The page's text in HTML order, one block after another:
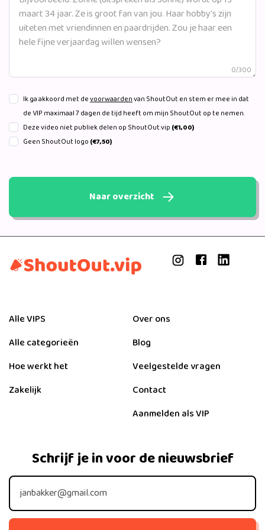
jullie mee naar de leukste feestjes, events, vakantietrips,
de werkzaamheden voor mijn webshop BUYLAU, het
realiseren van mijn eigen kledinglijn en nog veel meer!
Kortom: ik hoef me nooit te vervelen in mijn hectische,
en kijkplezier!
0/300
Ik ga akkoord met devoorwaardenvan ShoutOut en stem er mee in dat
de VIP maximaal 7 dagen de tijd heeft om mijn ShoutOut op te nemen.
Deze video niet publiek delen op ShoutOut.vip (€1,00)
Geen ShoutOut logo (€7,50)
Naar overzicht
Alle VIPS
Alle categorieën
Hoe werkt het
Zakelijk
Over ons
Blog
Veelgestelde vragen
Contact
Aanmelden als VIP
Schrijf je in voor de nieuwsbrief